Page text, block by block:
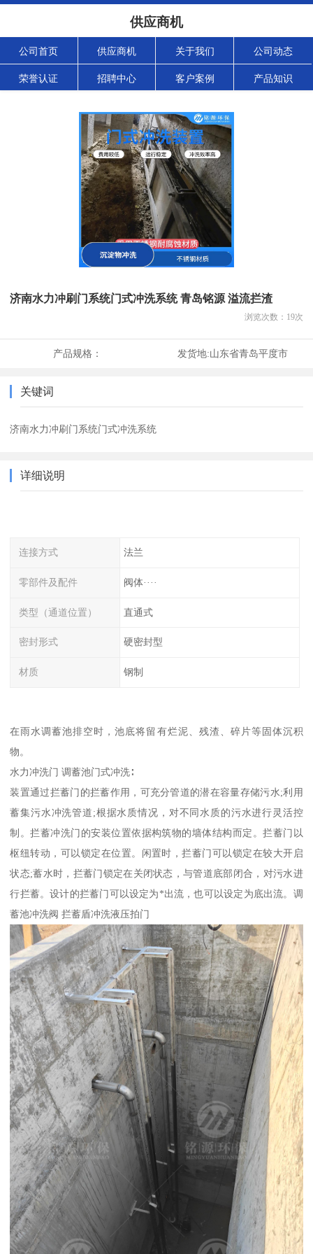
供应商机
公司首页 供应商机 关于我们 公司动态
荣誉认证 招聘中心 客户案例 产品知识
济南水力冲刷门系统门式冲洗系统 青岛铭源 溢流拦渣
浏览次数： 19次
产品规格： 发货地:山东省青岛平度市
关键词
济南水力冲刷门系统门式冲洗系统
详细说明
连接方式 法兰
零部件及配件 阀体····
类型（通道位置） 直通式
密封形式 硬密封型
材质 钢制
在雨水调蓄池排空时，池底将留有烂泥、残渣、碎片等固体沉积
物。
水力冲洗门 调蓄池门式冲洗∶
装置通过拦蓄门的拦蓄作用，可充分管道的潜在容量存储污水;利用
蓄集污水冲洗管道;根据水质情况，对不同水质的污水进行灵活控
制。拦蓄冲洗门的安装位置依据构筑物的墙体结构而定。拦蓄门以
枢纽转动，可以锁定在位置。闲置时，拦蓄门可以锁定在较大开启
状态;蓄水时，拦蓄门锁定在关闭状态，与管道底部闭合，对污水进
行拦蓄。设计的拦蓄门可以设定为*出流，也可以设定为底出流。调
蓄池冲洗阀 拦蓄盾冲洗液压拍门